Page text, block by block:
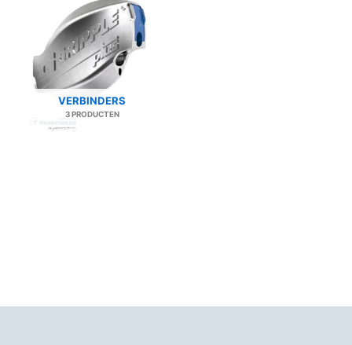
VERBINDERS
3 PRODUCTEN